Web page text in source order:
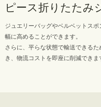
ピース折りたたみ
ジュエリーバッグやベルベットス
幅に高めることができます。
さらに、平らな状態で輸送できる
き、物流コストを即座に削減できま